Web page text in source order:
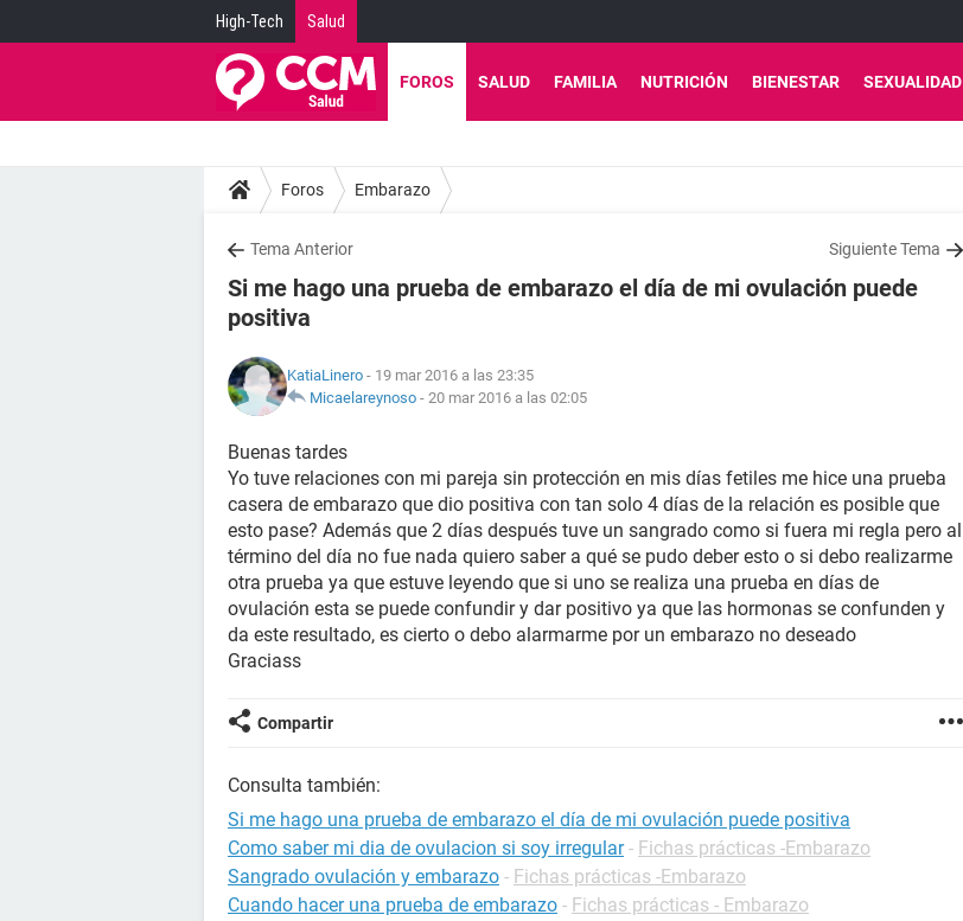
High-Tech Salud
FOROS SALUD FAMILIA NUTRICIÓN BIENESTAR SEXUALIDAD
Foros Embarazo
Tema Anterior Siguiente Tema
Si me hago una prueba de embarazo el día de mi ovulación puede
positiva
KatiaLinero - 19 mar 2016 a las 23:35
Micaelareynoso - 20 mar 2016 a las 02:05
Buenas tardes
Yo tuve relaciones con mi pareja sin protección en mis días fetiles me hice una prueba
casera de embarazo que dio positiva con tan solo 4 días de la relación es posible que
esto pase? Además que 2 días después tuve un sangrado como si fuera mi regla pero al
término del día no fue nada quiero saber a qué se pudo deber esto o si debo realizarme
otra prueba ya que estuve leyendo que si uno se realiza una prueba en días de
ovulación esta se puede confundir y dar positivo ya que las hormonas se confunden y
da este resultado, es cierto o debo alarmarme por un embarazo no deseado
Graciass
Compartir
Consulta también:
Si me hago una prueba de embarazo el día de mi ovulación puede positiva
Como saber mi dia de ovulacion si soy irregular - Fichas prácticas -Embarazo
Sangrado ovulación y embarazo - Fichas prácticas -Embarazo
Cuando hacer una prueba de embarazo - Fichas prácticas - Embarazo